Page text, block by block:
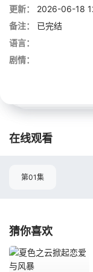
更新：
2026-06-18
备注：
已完结
语言：
剧情：
在线观看
第01集
猜你喜欢